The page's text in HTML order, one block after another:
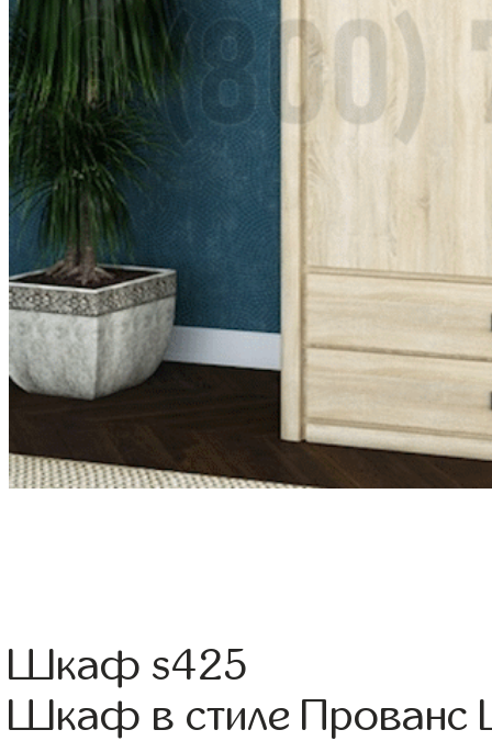
Шкаф s425
Шкаф в стиле Прованс